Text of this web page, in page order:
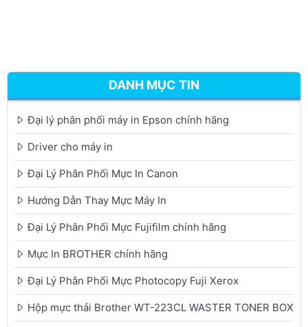
DANH MỤC TIN
Đại lý phân phối máy in Epson chính hãng
Driver cho máy in
Đại Lý Phân Phối Mực In Canon
Hướng Dẫn Thay Mực Máy In
Đại Lý Phân Phối Mực Fujifilm chính hãng
Mực In BROTHER chính hãng
Đại Lý Phân Phối Mực Photocopy Fuji Xerox
Hộp mực thải Brother WT-223CL WASTER TONER BOX